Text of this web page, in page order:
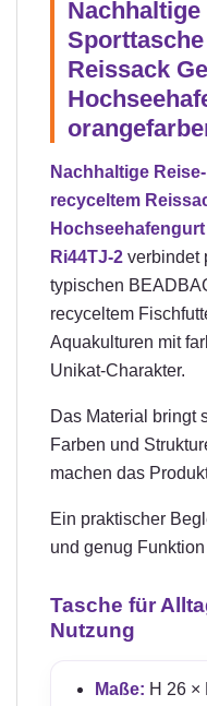
Nachhaltige
Reissack
Nachhaltige
recyceltem
Ri44TJ-2 verbindet
typischen
recyceltem
Aquakulturen mit
Unikat-Charakter.
Das Material bringt
Farben und
machen das
Ein praktischer
und genug
Tasche für
Nutzung
Maße: H 26 ×